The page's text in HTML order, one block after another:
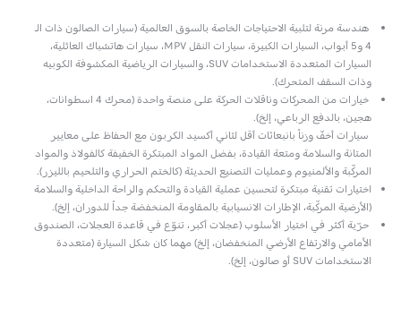
هندسة مرنة لتلبية الاحتياجات الخاصة بالسوق العالمية (سيارات الصالون ذات الـ
4 و5 أبواب، السيارات الكبيرة، سيارات النقل MPV، سيارات هاتشباك العائلية،
السيارات المتعددة الاستخدامات SUV، والسيارات الرياضية المكشوفة الكوبيه
وذات السقف المتحرك).
خيارات من المحركات وناقلات الحركة على منصة واحدة (محرك 4 اسطوانات،
هجين، بالدفع الرباعي، إلخ).
سيارات أخفّ وزناً بانبعاثات أقل لثاني أكسيد الكربون مع الحفاظ على معايير
المتانة والسلامة ومتعة القيادة، بفضل المواد المبتكرة الخفيفة كالفولاذ والمواد
المركّبة والألمنيوم وعمليات التصنيع الحديثة (كالختم الحراري والتلحيم بالليزر).
اختيارات تقنية مبتكرة لتحسين عملية القيادة والتحكم والراحة الداخلية والسلامة
(الأرضية المركّبة، الإطارات الانسيابية بالمقاومة المنخفضة جداً للدوران، إلخ).
حرّية أكثر في اختيار الأسلوب (عجلات أكبر، تنوّع في قاعدة العجلات، الصندوق
الأمامي والارتفاع الأرضي المنخفضان، إلخ) مهما كان شكل السيارة (متعددة
الاستخدامات SUV أو صالون، إلخ).